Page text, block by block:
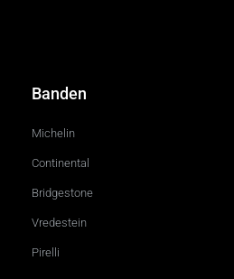
Banden
Michelin
Continental
Bridgestone
Vredestein
Pirelli